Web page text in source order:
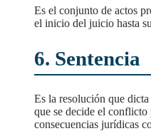
Es el conjunto de actos procesales que se llevan a cabo desde
el inicio del juicio hasta
6. Sentencia
Es la resolución que dicta el juez al finalizar el proceso, en la
que se decide el conflicto
consecuencias jurídicas